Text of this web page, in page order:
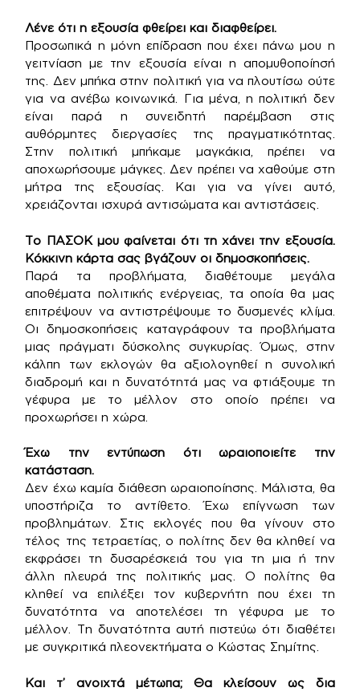
Λένε ότι η εξουσία φθείρει και διαφθείρει.
Προσωπικά η μόνη επίδραση που έχει πάνω μου η
γειτνίαση με την εξουσία είναι η απομυθοποίησή
της. Δεν μπήκα στην πολιτική για να πλουτίσω ούτε
για να ανέβω κοινωνικά. Για μένα, η πολιτική δεν
είναι παρά η συνειδητή παρέμβαση στις
αυθόρμητες διεργασίες της πραγματικότητας.
Στην πολιτική μπήκαμε μαγκάκια, πρέπει να
αποχωρήσουμε μάγκες. Δεν πρέπει να χαθούμε στη
μήτρα της εξουσίας. Και για να γίνει αυτό,
χρειάζονται ισχυρά αντισώματα και αντιστάσεις.
Το ΠΑΣΟΚ μου φαίνεται ότι τη χάνει την εξουσία.
Κόκκινη κάρτα σας βγάζουν οι δημοσκοπήσεις.
Παρά τα προβλήματα, διαθέτουμε μεγάλα
αποθέματα πολιτικής ενέργειας, τα οποία θα μας
επιτρέψουν να αντιστρέψουμε το δυσμενές κλίμα.
Οι δημοσκοπήσεις καταγράφουν τα προβλήματα
μιας πράγματι δύσκολης συγκυρίας. Όμως, στην
κάλπη των εκλογών θα αξιολογηθεί η συνολική
διαδρομή και η δυνατότητά μας να φτιάξουμε τη
γέφυρα με το μέλλον στο οποίο πρέπει να
προχωρήσει η χώρα.
Έχω την εντύπωση ότι ωραιοποιείτε την
κατάσταση.
Δεν έχω καμία διάθεση ωραιοποίησης. Μάλιστα, θα
υποστήριζα το αντίθετο. Έχω επίγνωση των
προβλημάτων. Στις εκλογές που θα γίνουν στο
τέλος της τετραετίας, ο πολίτης δεν θα κληθεί να
εκφράσει τη δυσαρέσκειά του για τη μια ή την
άλλη πλευρά της πολιτικής μας. Ο πολίτης θα
κληθεί να επιλέξει τον κυβερνήτη που έχει τη
δυνατότητα να αποτελέσει τη γέφυρα με το
μέλλον. Τη δυνατότητα αυτή πιστεύω ότι διαθέτει
με συγκριτικά πλεονεκτήματα ο Κώστας Σημίτης.
Και τ’ ανοιχτά μέτωπα; Θα κλείσουν ως δια